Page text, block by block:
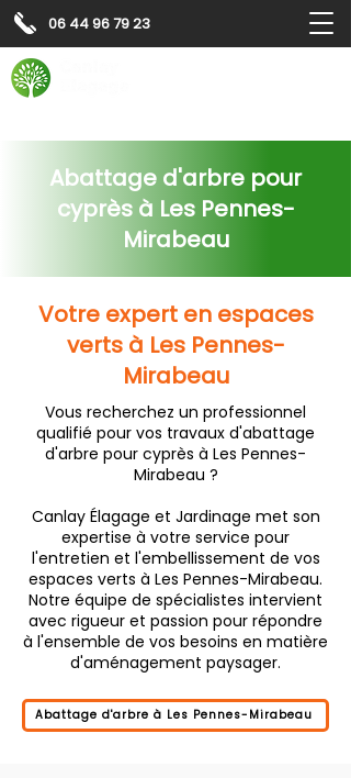
06 44 96 79 23
Abattage d'arbre pour
cyprès à Les Pennes-
Mirabeau
Votre expert en espaces
verts à Les Pennes-
Mirabeau
Vous recherchez un professionnel
qualifié pour vos travaux d'abattage
d'arbre pour cyprès à Les Pennes-
Mirabeau ?
Canlay Élagage et Jardinage met son
expertise à votre service pour
l'entretien et l'embellissement de vos
espaces verts à Les Pennes-Mirabeau.
Notre équipe de spécialistes intervient
avec rigueur et passion pour répondre
à l'ensemble de vos besoins en matière
d'aménagement paysager.
Abattage d'arbre à Les Pennes-Mirabeau